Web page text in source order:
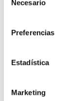
Necesario
Preferencias
Estadística
Marketing
OSASUNA TRAINS
FIRST TEAM